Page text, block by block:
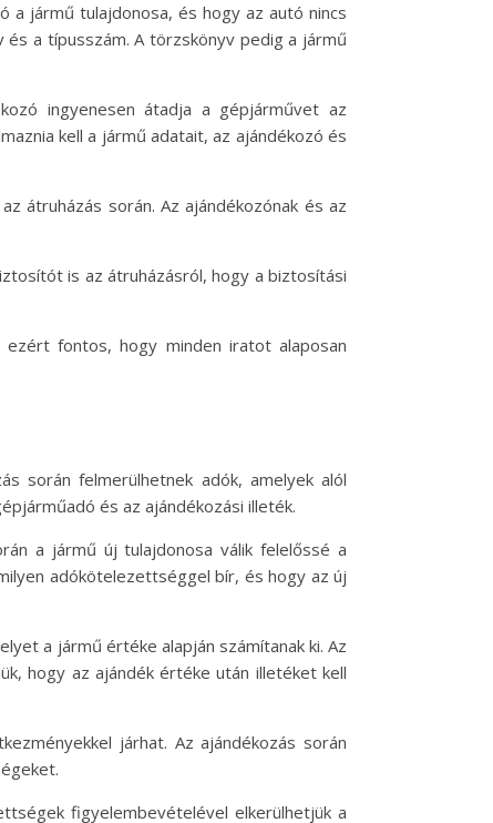
a jármű tulajdonosa, és hogy az autó nincs
a típusszám. A törzskönyv pedig a jármű
ingyenesen átadja a gépjárművet az
kell a jármű adatait, az ajándékozó és
átruházás során. Az ajándékozónak és az
is az átruházásról, hogy a biztosítási
ezért fontos, hogy minden iratot alaposan
során felmerülhetnek adók, amelyek alól
és az ajándékozási illeték.
a jármű új tulajdonosa válik felelőssé a
adókötelezettséggel bír, és hogy az új
a jármű értéke alapján számítanak ki. Az
hogy az ajándék értéke után illetéket kell
járhat. Az ajándékozás során
figyelembevételével elkerülhetjük a